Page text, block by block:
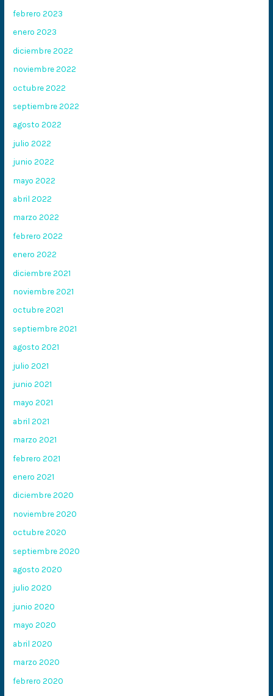
febrero 2023
enero 2023
diciembre 2022
noviembre 2022
octubre 2022
septiembre 2022
agosto 2022
julio 2022
junio 2022
mayo 2022
abril 2022
marzo 2022
febrero 2022
enero 2022
diciembre 2021
noviembre 2021
octubre 2021
septiembre 2021
agosto 2021
julio 2021
junio 2021
mayo 2021
abril 2021
marzo 2021
febrero 2021
enero 2021
diciembre 2020
noviembre 2020
octubre 2020
septiembre 2020
agosto 2020
julio 2020
junio 2020
mayo 2020
abril 2020
marzo 2020
febrero 2020